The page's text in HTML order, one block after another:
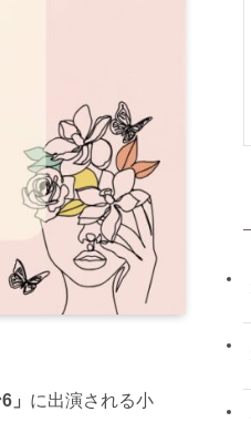
」 に出演される小